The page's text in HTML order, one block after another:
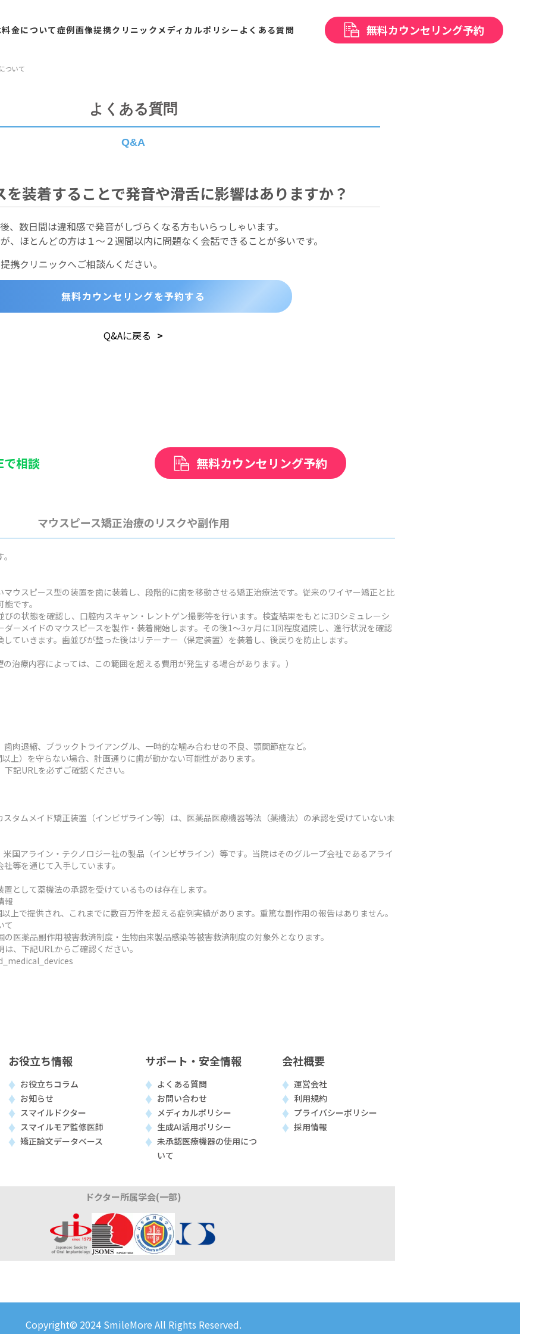
料金について症例画像提携クリニックメディカルポリシー よくある質問 無料カウンセリング予約
ついて
よくある質問
Q&A
を装着することで発音や滑舌に影響はありますか？
、数日間は違和感で発音がしづらくなる方もいらっしゃいます。
、ほとんどの方は１～２週間以内に問題なく会話できることが多いです。
携クリニックへご相談んください。
無料カウンセリングを予約する
Q&Aに戻る
相談 無料カウンセリング予約
マウスピース矯正治療のリスクや副作用
ウスピース型の装置を歯に装着し、段階的に歯を移動させる矯正治療法です。従来のワイヤー矯正と比
です。
の状態を確認し、口腔内スキャン・レントゲン撮影等を行います。検査結果をもとに3Dシミュレーシ
ーメイドのマウスピースを製作・装着開始します。その後1～3ヶ月に1回程度通院し、進行状況を確認
ていきます。歯並びが整った後はリテーナー（保定装置）を装着し、後戻りを防止します。
治療内容によっては、この範囲を超える費用が発生する場合があります。）
肉退縮、ブラックトライアングル、一時的な噛み合わせの不良、顎関節症など。
上）を守らない場合、計画通りに歯が動かない可能性があります。
記URLを必ずご確認ください。
タムメイド矯正装置（インビザライン等）は、医薬品医療機器等法（薬機法）の承認を受けていない未
国アライン・テクノロジー社の製品（インビザライン）等です。当院はそのグループ会社であるアライ
等を通じて入手しています。
として薬機法の承認を受けているものは存在します。
報
上で提供され、これまでに数百万件を超える症例実績があります。重篤な副作用の報告はありません。
て
医薬品副作用被害救済制度・生物由来製品感染等被害救済制度の対象外となります。
、下記URLからご確認ください。
お役立ち情報
お役立ちコラム
お知らせ
スマイルドクター
スマイルモア監修医師
矯正論文データベース
サポート・安全情報
よくある質問
お問い合わせ
メディカルポリシー
生成AI活用ポリシー
未承認医療機器の使用につ
いて
会社概要
運営会社
利用規約
プライバシーポリシー
採用情報
ドクター所属学会(一部)
Copyright© 2024 SmileMore All Rights Reserved.